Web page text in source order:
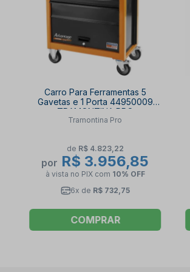
Carro Para Ferramentas 5
Gavetas e 1 Porta 44950009
TRAMONTINA PRO
Tramontina Pro
de R$ 4.823,22
por R$ 3.956,85
à vista no PIX com 10% OFF
6x de R$ 732,75
COMPRAR